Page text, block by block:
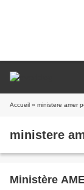
Accueil » ministere amer
ministere
Ministère